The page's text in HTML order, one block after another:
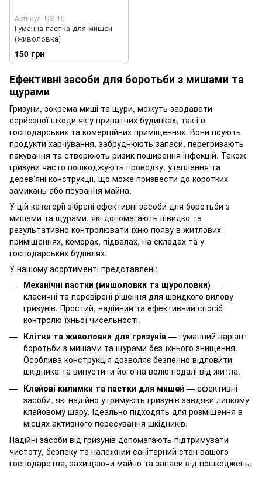
Артикул: NS-15
Гуманна пастка для мишей
(живоловка)
150 грн
Ефективні засоби для боротьби з мишами та
щурами
Гризуни, зокрема миші та щури, можуть завдавати
серйозної шкоди як у приватних будинках, так і в
господарських та комерційних приміщеннях. Вони псують
продукти харчування, забруднюють запаси, перегризають
пакування та створюють ризик поширення інфекцій. Також
гризуни часто пошкоджують проводку, утеплення та
дерев’яні конструкції, що може призвести до коротких
замикань або псування майна.
У цій категорії зібрані ефективні засоби для боротьби з
мишами та щурами, які допомагають швидко та
результативно контролювати їхню появу в житлових
приміщеннях, коморах, підвалах, на складах та у
господарських будівлях.
У нашому асортименті представлені:
Механічні пастки (мишоловки та щуроловки) —
класичні та перевірені рішення для швидкого вилову
гризунів. Простий, надійний та ефективний спосіб
контролю їхньої чисельності.
Клітки та живоловки для гризунів — гуманний варіант
боротьби з мишами та щурами без їхнього знищення.
Особлива конструкція дозволяє безпечно відловити
шкідника та випустити його на волю подалі від житла.
Клейові килимки та пастки для мишей — ефективні
засоби, які надійно утримують гризунів завдяки липкому
клейовому шару. Ідеально підходять для розміщення в
місцях активного пересування шкідників.
Надійні засоби від гризунів допомагають підтримувати
чистоту, безпеку та належний санітарний стан вашого
господарства, захищаючи майно та запаси від пошкоджень.